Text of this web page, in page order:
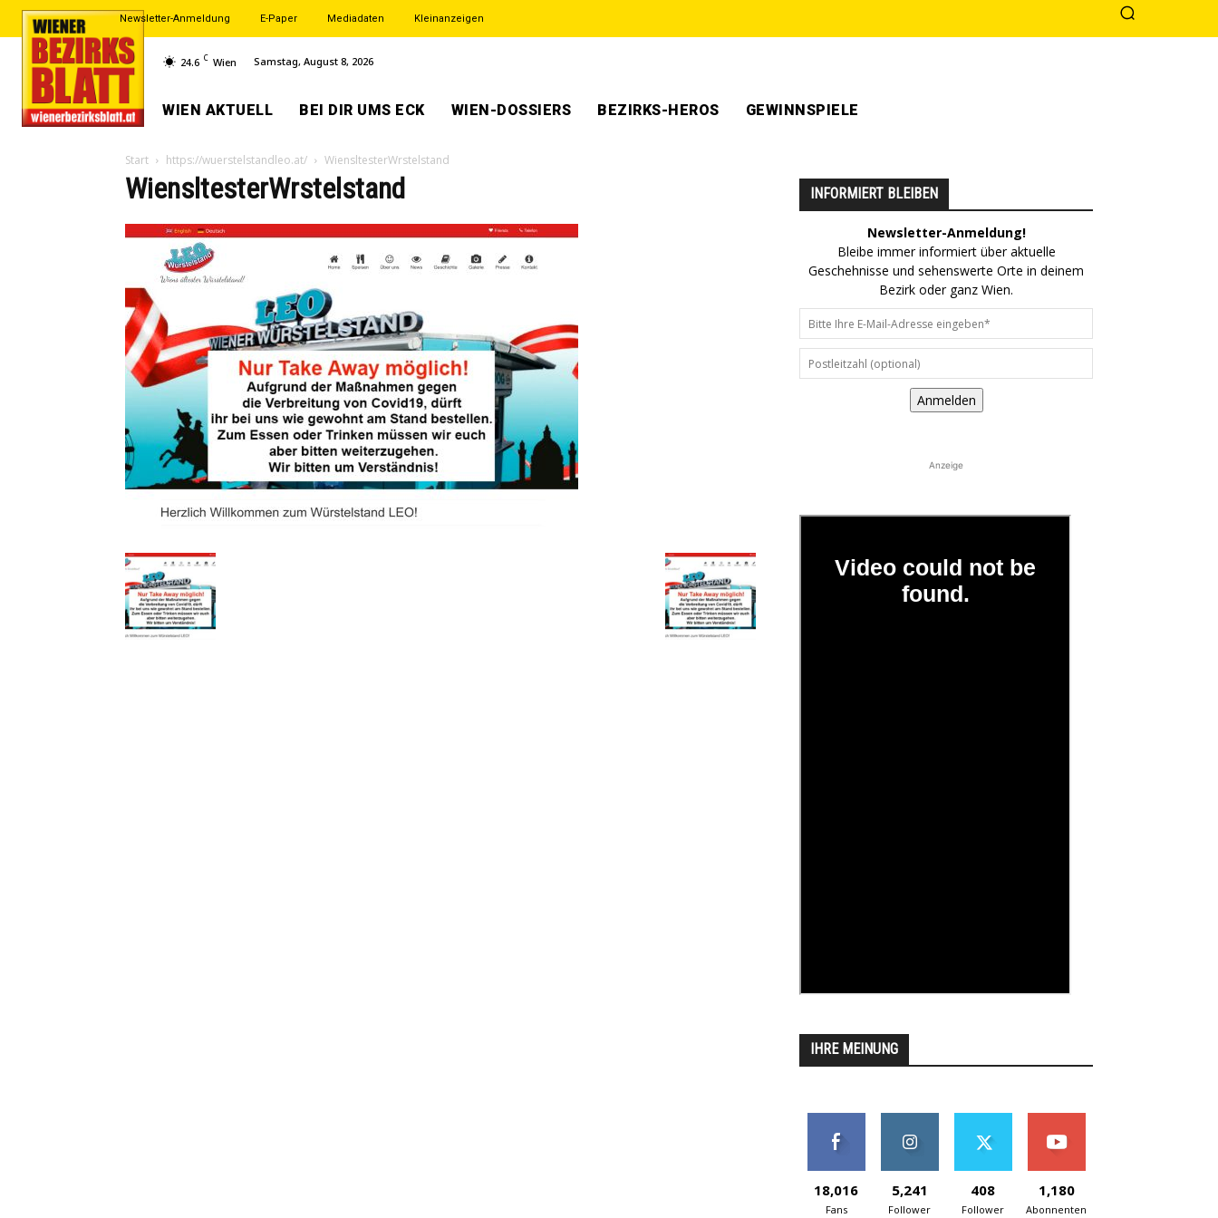
Newsletter-Anmeldung E-Paper Mediadaten Kleinanzeigen
24.6 C Wien Samstag, August 8, 2026
WIEN AKTUELL BEI DIR UMS ECK WIEN-DOSSIERS BEZIRKS-HEROS GEWINNSPIELE
Start https://wuerstelstandleo.at/ WiensltesterWrstelstand
WiensltesterWrstelstand INFORMIERT BLEIBEN
Newsletter-Anmeldung!
Bleibe immer informiert über aktuelle
Geschehnisse und sehenswerte Orte in deinem
Bezirk oder ganz Wien.
Anmelden
Anzeige
IHRE MEINUNG
18,016
Fans
5,241
Follower
408
Follower
1,180
Abonnenten